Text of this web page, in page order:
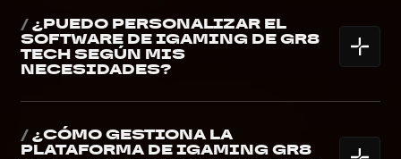
/¿PUEDO PERSONALIZAR EL
SOFTWARE DE IGAMING DE GR8
TECH SEGÚN MIS
NECESIDADES?
/¿CÓMO GESTIONA LA
PLATAFORMA DE IGAMING GR8